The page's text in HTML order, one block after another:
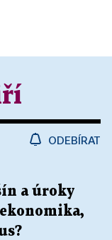
ODEBÍRAT
a úroky